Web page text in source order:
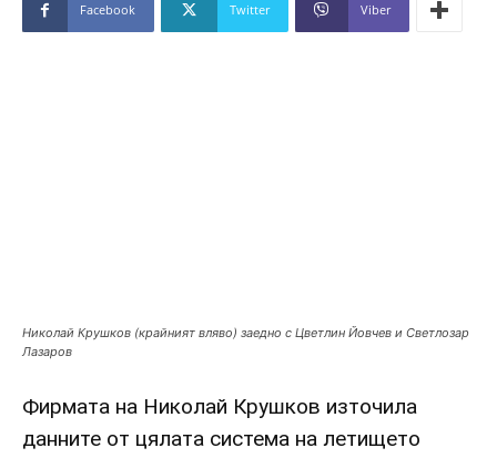
Facebook Twitter Viber
Николай Крушков (крайният вляво) заедно с Цветлин Йовчев и Светлозар
Лазаров
Фирмата на Николай Крушков източила
данните от цялата система на летището